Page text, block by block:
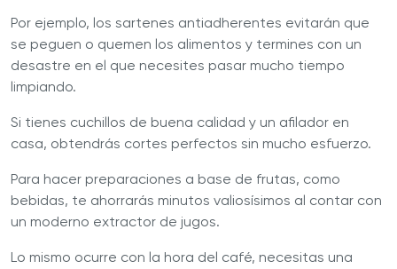
Por ejemplo, los sartenes antiadherentes evitarán que
se peguen o quemen los alimentos y termines con un
desastre en el que necesites pasar mucho tiempo
limpiando.
Si tienes cuchillos de buena calidad y un afilador en
casa, obtendrás cortes perfectos sin mucho esfuerzo.
Para hacer preparaciones a base de frutas, como
bebidas, te ahorrarás minutos valiosísimos al contar con
un moderno extractor de jugos.
Lo mismo ocurre con la hora del café, necesitas una